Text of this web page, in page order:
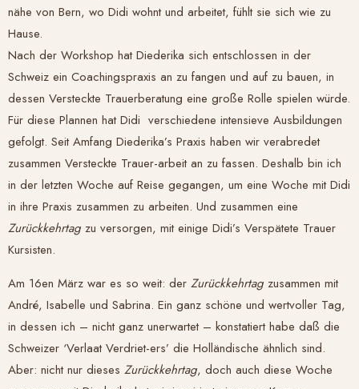
nähe von Bern, wo Didi wohnt und arbeitet, fühlt sie sich wie zu
Hause.
Nach der Workshop hat Diederika sich entschlossen in der
Schweiz ein Coachingspraxis an zu fangen und auf zu bauen, in
dessen Versteckte Trauerberatung eine große Rolle spielen würde.
Für diese Plannen hat Didi verschiedene intensieve Ausbildungen
gefolgt. Seit Amfang Diederika’s Praxis haben wir verabredet
zusammen Versteckte Trauer-arbeit an zu fassen. Deshalb bin ich
in der letzten Woche auf Reise gegangen, um eine Woche mit Didi
in ihre Praxis zusammen zu arbeiten. Und zusammen eine
Zurückkehrtag zu versorgen, mit einige Didi’s Verspätete Trauer
Kursisten.
Am 16en März war es so weit: der Zurückkehrtag zusammen mit
André, Isabelle und Sabrina. Ein ganz schöne und wertvoller Tag,
in dessen ich – nicht ganz unerwartet – konstatiert habe daß die
Schweizer ‘Verlaat Verdriet-ers’ die Holländische ähnlich sind.
Aber: nicht nur dieses Zurückkehrtag, doch auch diese Woche